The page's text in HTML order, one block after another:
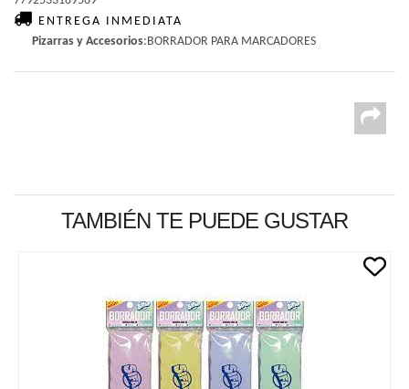
ENTREGA INMEDIATA
Pizarras y Accesorios:BORRADOR PARA MARCADORES
TAMBIÉN TE PUEDE GUSTAR